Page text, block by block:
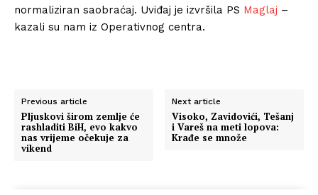
normaliziran saobraćaj. Uviđaj je izvršila PS Maglaj –
kazali su nam iz Operativnog centra.
Previous article
Pljuskovi širom zemlje će
rashladiti BiH, evo kakvo
nas vrijeme očekuje za
vikend
Next article
Visoko, Zavidovići, Tešanj
i Vareš na meti lopova:
Krađe se množe